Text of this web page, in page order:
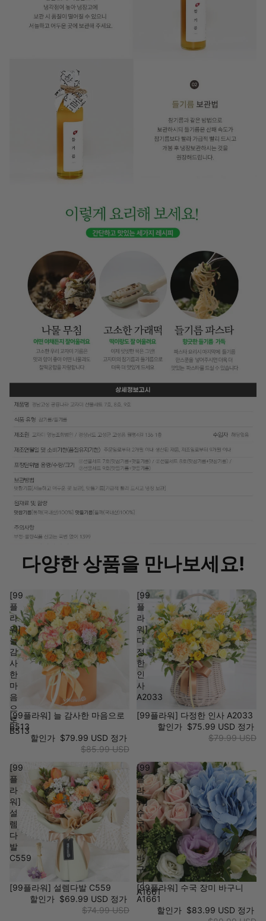
다양한 상품을 만나보세요!
[99
플
라
워]
늘
감
사
한
마
음
으
로
B513
[99플라워] 늘 감사한 마음으로
B513
할인가 $79.99 USD 정가
$85.99 USD
[99
플
라
워]
다
정
한
인
사
A2033
[99플라워] 다정한 인사 A2033
할인가 $75.99 USD 정가
$79.99 USD
[99
플
라
워]
설
렘
다
발
C559
[99플라워] 설렘다발 C559
할인가 $69.99 USD 정가
$74.99 USD
[99
플
라
워]
수
국
장
미
바
구
니
A1661
[99플라워] 수국 장미 바구니
A1661
할인가 $83.99 USD 정가